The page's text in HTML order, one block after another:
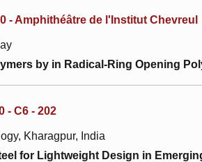
- Amphithéâtre de l'Institut Chevreul
by in Radical-Ring Opening
- C6 - 202
Kharagpur, India
for Lightweight Design in